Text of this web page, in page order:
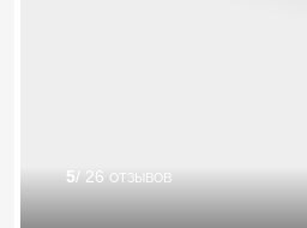
5/ 26 отзывов